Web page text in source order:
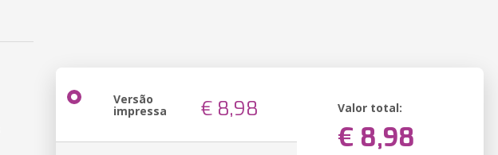
Versão
impressa € 8,98 Valor total:
€ 8,98